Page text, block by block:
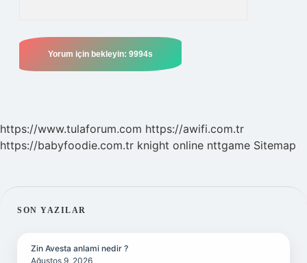
https://www.tulaforum.com https://awifi.com.tr
https://babyfoodie.com.tr knight online nttgame Sitemap
SIDEBAR
SON YAZILAR
Zin Avesta anlami nedir ?
Ağustos 9, 2026